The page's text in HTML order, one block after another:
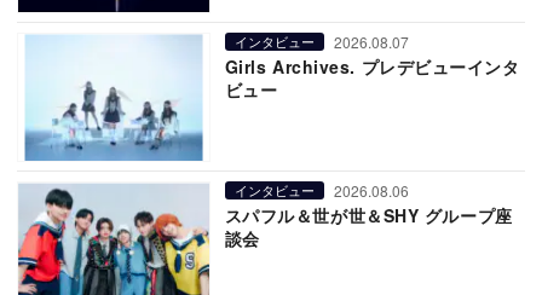
インタビュー 2026.08.07
Girls Archives. プレデビューインタ
ビュー
インタビュー 2026.08.06
スパフル＆世が世＆SHY グループ座
談会